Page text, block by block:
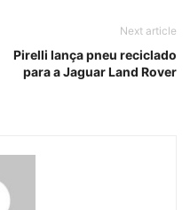
Next article
Pirelli lança pneu reciclado
para a Jaguar Land Rover